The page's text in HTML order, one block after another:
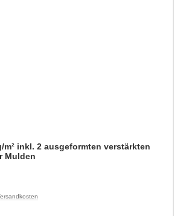
m² inkl. 2 ausgeformten verstärkten
Mulden